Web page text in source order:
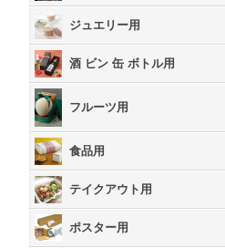
ジュエリー用
酒 ビン 缶 ボトル用
フルーツ用
食品用
テイクアウト用
ポスター用